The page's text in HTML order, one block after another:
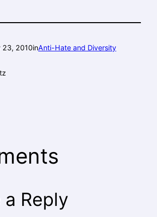
23, 2010inAnti-Hate and Diversity
a Reply